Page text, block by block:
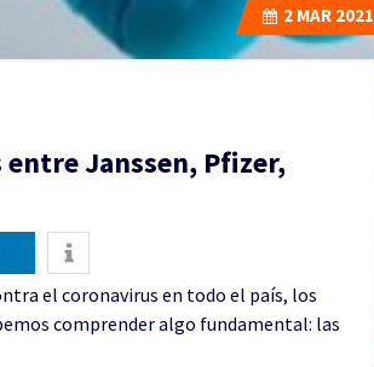
2MAR 2021
entre Janssen, Pfizer,
el coronavirus en todo el país, los
comprender algo fundamental: las